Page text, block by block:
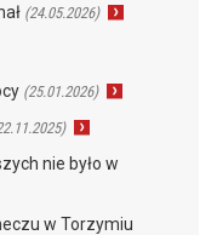
(24.05.2026)
(25.01.2026)
nie było w
w Torzymiu